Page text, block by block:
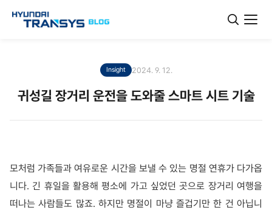
Insight 2024. 9. 12.
귀성길 장거리 운전을 도와줄 스마트 시트 기술
모처럼 가족들과 여유로운 시간을 보낼 수 있는 명절 연휴가 다가옵
니다. 긴 휴일을 활용해 평소에 가고 싶었던 곳으로 장거리 여행을
떠나는 사람들도 많죠. 하지만 명절이 마냥 즐겁기만 한 건 아닙니